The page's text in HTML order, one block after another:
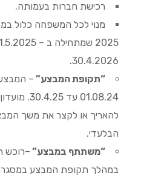
רכישת חברות בעמותה.
מנוי לכל המשפחה כלול
30.4.2026.
“תקופת המבצע” – המבצע
01.08.24 עד
להאריך או לקצר את משך
הבלעדי.
“משתתף במבצע” –רוכש
במהלך תקופת המבצע